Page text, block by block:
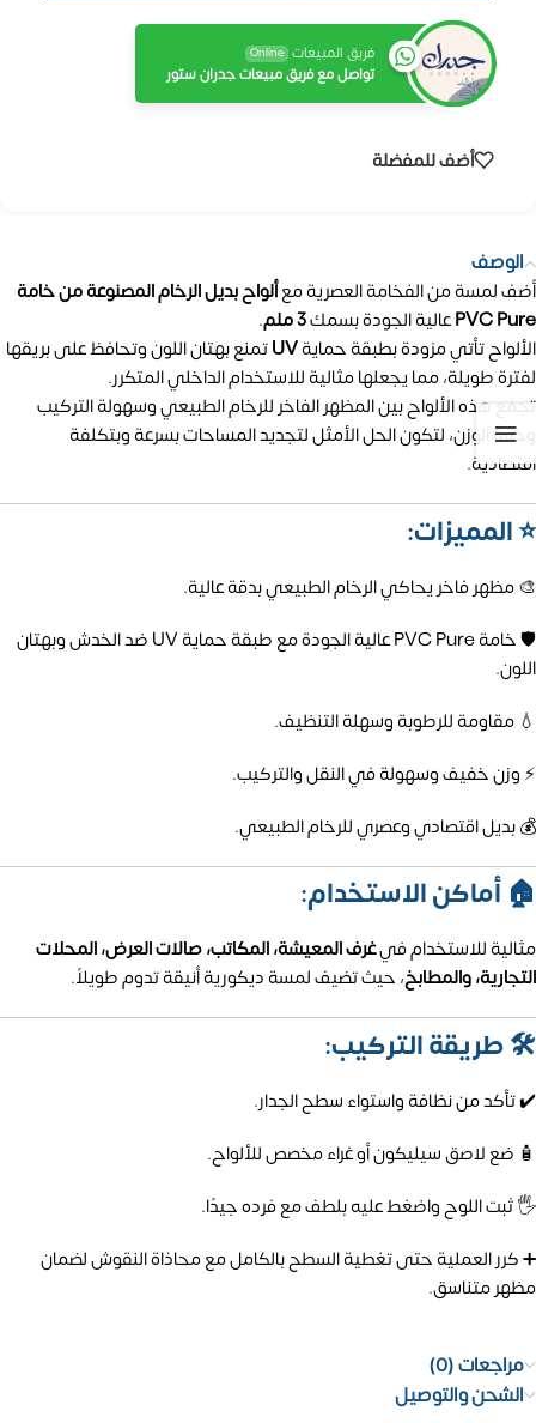
فريق المبيعات Online
تواصل مع فريق مبيعات جدران ستور
أضف للمفضلة
الوصف
أضف لمسة من الفخامة العصرية معألواح بديل الرخام المصنوعة من خامة
PVC Pureعالية الجودة بسمك3 ملم
.
الألواح تأتي مزودة بطبقة حمايةUVتمنع بهتان اللون وتحافظ على بريقها
لفترة طويلة، مما يجعلها مثالية للاستخدام الداخلي المتكرر.
تجمع هذه الألواح بين المظهر الفاخر للرخام الطبيعي وسهولة التركيب
وخفة الوزن، لتكون الحل الأمثل لتجديد المساحات بسرعة وبتكلفة
اقتصادية.
⭐ المميزات:
🎨 مظهر فاخر يحاكي الرخام الطبيعي بدقة عالية.
🛡️ خامة PVC Pure عالية الجودة مع طبقة حماية UV ضد الخدش وبهتان
اللون.
💧 مقاومة للرطوبة وسهلة التنظيف.
⚡ وزن خفيف وسهولة في النقل والتركيب.
💰 بديل اقتصادي وعصري للرخام الطبيعي.
🏠 أماكن الاستخدام:
مثالية للاستخدام فيغرف المعيشة، المكاتب، صالات العرض، المحلات
التجارية، والمطابخ، حيث تضيف لمسة ديكورية أنيقة تدوم طويلاً.
🛠️ طريقة التركيب:
✔️ تأكد من نظافة واستواء سطح الجدار.
🧴 ضع لاصق سيليكون أو غراء مخصص للألواح.
🖐️ ثبت اللوح واضغط عليه بلطف مع فرده جيدًا.
➕ كرر العملية حتى تغطية السطح بالكامل مع محاذاة النقوش لضمان
مظهر متناسق.
مراجعات (0)
الشحن والتوصيل